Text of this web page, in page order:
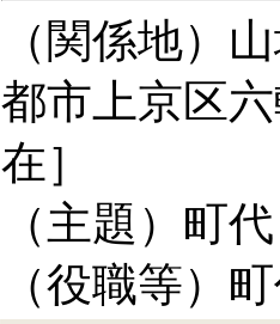
（関係地）
都市上京区
在］
（主題）町代
（役職等）